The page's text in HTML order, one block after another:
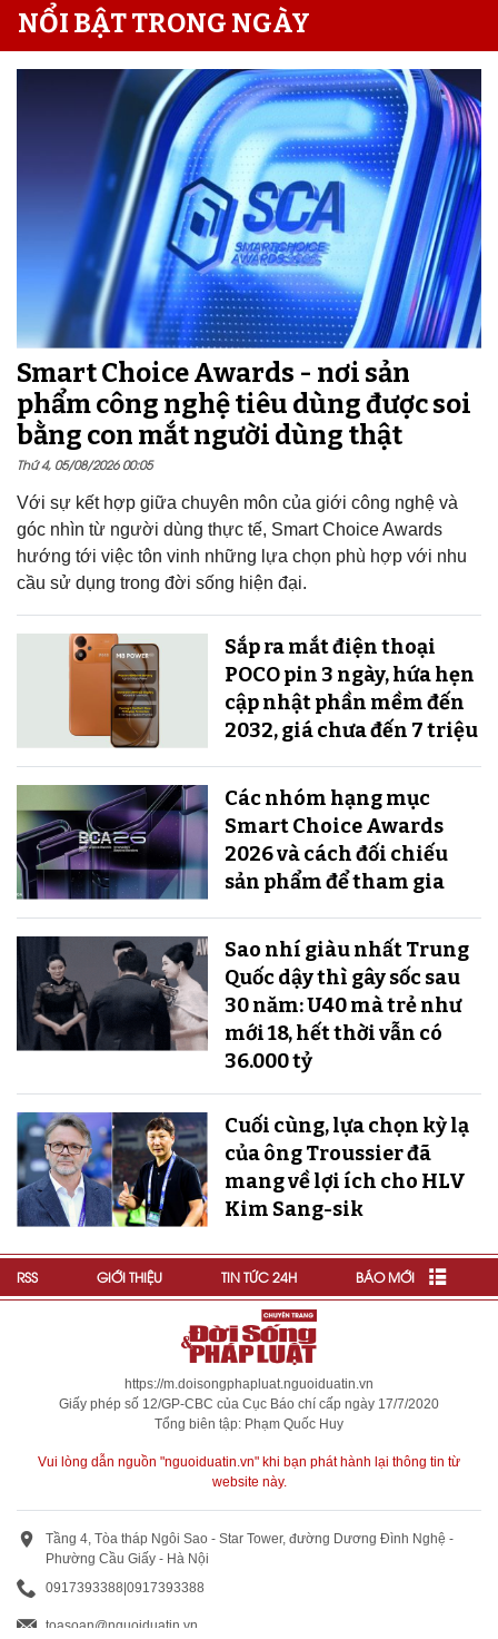
NỔI BẬT TRONG NGÀY
Smart Choice Awards - nơi sản
phẩm công nghệ tiêu dùng được soi
bằng con mắt người dùng thật
Thứ 4, 05/08/2026 00:05
Với sự kết hợp giữa chuyên môn của giới công nghệ và
góc nhìn từ người dùng thực tế, Smart Choice Awards
hướng tới việc tôn vinh những lựa chọn phù hợp với nhu
cầu sử dụng trong đời sống hiện đại.
Sắp ra mắt điện thoại
POCO pin 3 ngày, hứa hẹn
cập nhật phần mềm đến
2032, giá chưa đến 7 triệu
Các nhóm hạng mục
Smart Choice Awards
2026 và cách đối chiếu
sản phẩm để tham gia
Sao nhí giàu nhất Trung
Quốc dậy thì gây sốc sau
30 năm: U40 mà trẻ như
mới 18, hết thời vẫn có
36.000 tỷ
Cuối cùng, lựa chọn kỳ lạ
của ông Troussier đã
mang về lợi ích cho HLV
Kim Sang-sik
RSS GIỚI THIỆU TIN TỨC 24H BÁO MỚI
https://m.doisongphapluat.nguoiduatin.vn
Giấy phép số 12/GP-CBC của Cục Báo chí cấp ngày 17/7/2020
Tổng biên tập: Phạm Quốc Huy
Vui lòng dẫn nguồn "nguoiduatin.vn" khi bạn phát hành lại thông tin từ
website này.
Tầng 4, Tòa tháp Ngôi Sao - Star Tower, đường Dương Đình Nghệ -
Phường Cầu Giấy - Hà Nội
0917393388|0917393388
toasoan@nguoiduatin.vn